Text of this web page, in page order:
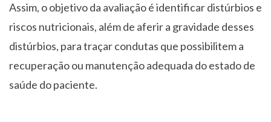
Assim, o objetivo da avaliação é identificar distúrbios e
riscos nutricionais, além de aferir a gravidade desses
distúrbios, para traçar condutas que possibilitem a
recuperação ou manutenção adequada do estado de
saúde do paciente.